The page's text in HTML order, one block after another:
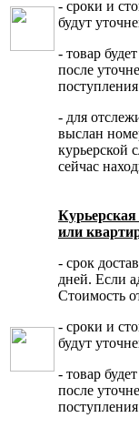
- сроки и
будут
- товар
после
- для
выслан
курьерской
сейчас
или
- срок
дней. Если
Стоимость
- сроки и
будут
- товар
после